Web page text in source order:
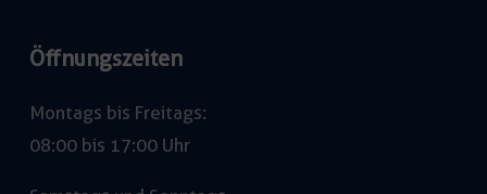
Öffnungszeiten
Montags bis Freitags:
08:00 bis 17:00 Uhr